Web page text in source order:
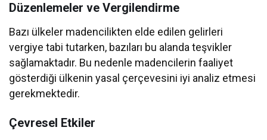
Düzenlemeler ve Vergilendirme
Bazı ülkeler madencilikten elde edilen gelirleri
vergiye tabi tutarken, bazıları bu alanda teşvikler
sağlamaktadır. Bu nedenle madencilerin faaliyet
gösterdiği ülkenin yasal çerçevesini iyi analiz etmesi
gerekmektedir.
Çevresel Etkiler